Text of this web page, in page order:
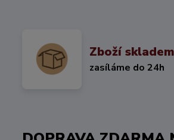
Zboží skladem
zasíláme do 24h